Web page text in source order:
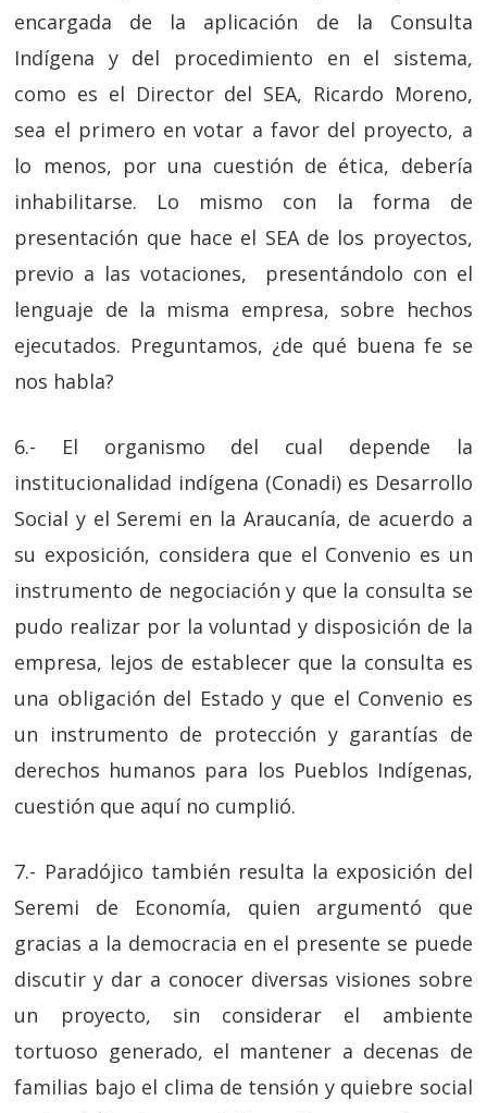
encargada de la aplicación de la Consulta
Indígena y del procedimiento en el sistema,
como es el Director del SEA, Ricardo Moreno,
sea el primero en votar a favor del proyecto, a
lo menos, por una cuestión de ética, debería
inhabilitarse. Lo mismo con la forma de
presentación que hace el SEA de los proyectos,
previo a las votaciones, presentándolo con el
lenguaje de la misma empresa, sobre hechos
ejecutados. Preguntamos, ¿de qué buena fe se
nos habla?
6.- El organismo del cual depende la
institucionalidad indígena (Conadi) es Desarrollo
Social y el Seremi en la Araucanía, de acuerdo a
su exposición, considera que el Convenio es un
instrumento de negociación y que la consulta se
pudo realizar por la voluntad y disposición de la
empresa, lejos de establecer que la consulta es
una obligación del Estado y que el Convenio es
un instrumento de protección y garantías de
derechos humanos para los Pueblos Indígenas,
cuestión que aquí no cumplió.
7.- Paradójico también resulta la exposición del
Seremi de Economía, quien argumentó que
gracias a la democracia en el presente se puede
discutir y dar a conocer diversas visiones sobre
un proyecto, sin considerar el ambiente
tortuoso generado, el mantener a decenas de
familias bajo el clima de tensión y quiebre social